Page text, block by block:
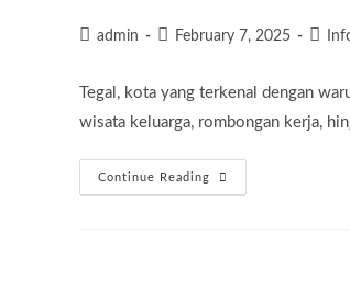
Postadmin
PostFebruary 7, 2025
Post
Tegal, kota yang terkenal dengan
wisata keluarga, rombongan kerja,
Continue Reading
Sewa
Bus